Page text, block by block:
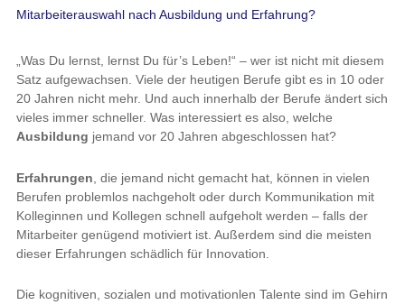
Mitarbeiterauswahl nach Ausbildung und Erfahrung?
„Was Du lernst, lernst Du für’s Leben!“ – wer ist nicht mit diesem
Satz aufgewachsen. Viele der heutigen Berufe gibt es in 10 oder
20 Jahren nicht mehr. Und auch innerhalb der Berufe ändert sich
vieles immer schneller. Was interessiert es also, welche
Ausbildung jemand vor 20 Jahren abgeschlossen hat?
Erfahrungen , die jemand nicht gemacht hat, können in vielen
Berufen problemlos nachgeholt oder durch Kommunikation mit
Kolleginnen und Kollegen schnell aufgeholt werden – falls der
Mitarbeiter genügend motiviert ist. Außerdem sind die meisten
dieser Erfahrungen schädlich für Innovation.
Die kognitiven, sozialen und motivationlen Talente sind im Gehirn